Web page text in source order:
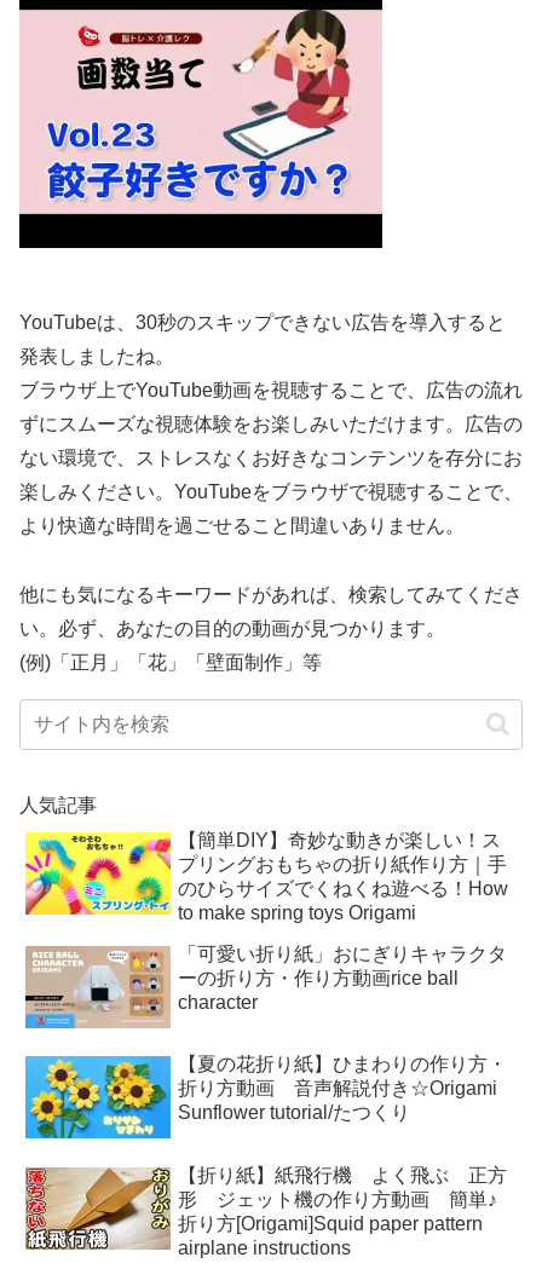
YouTubeは、30秒のスキップできない広告を導入すると
発表しましたね。
ブラウザ上でYouTube動画を視聴することで、広告の流れ
ずにスムーズな視聴体験をお楽しみいただけます。広告の
ない環境で、ストレスなくお好きなコンテンツを存分にお
楽しみください。YouTubeをブラウザで視聴することで、
より快適な時間を過ごせること間違いありません。
他にも気になるキーワードがあれば、検索してみてくださ
い。必ず、あなたの目的の動画が見つかります。
(例)「正月」「花」「壁面制作」等
人気記事
【簡単DIY】奇妙な動きが楽しい！ス
プリングおもちゃの折り紙作り方｜手
のひらサイズでくねくね遊べる！How
to make spring toys Origami
「可愛い折り紙」おにぎりキャラクタ
ーの折り方・作り方動画rice ball
character
【夏の花折り紙】ひまわりの作り方・
折り方動画 音声解説付き☆Origami
Sunflower tutorial/たつくり
【折り紙】紙飛行機 よく飛ぶ 正方
形 ジェット機の作り方動画 簡単♪
折り方[Origami]Squid paper pattern
airplane instructions